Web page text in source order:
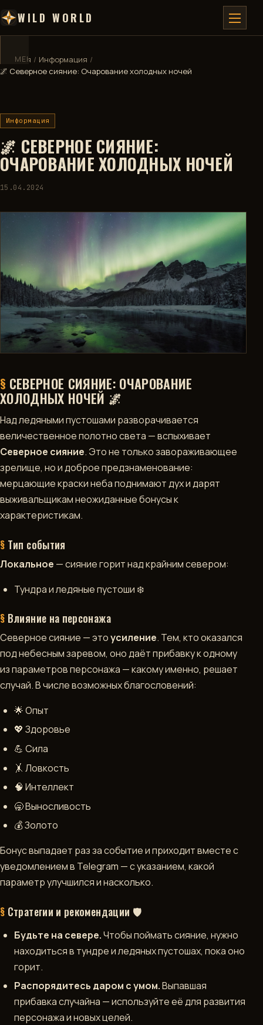
WILD WORLD
МЕНЮ ✕
ДЕВБЛОГ
ВИКИ
КАРТА
🧮
КАЛЬКУЛЯТОР
ДОСТИЖЕНИЯ
РАЗДЕЛЫ
DEVBLOG
NPC
ИНФОРМАЦИЯ
КРАФТ
ЛЕТОПИСЬ
МИРА
МЕСТНОСТЬ
▶
ИГРАТЬ
TELEGRAM
Главная / Информация /
🌌 Северное сияние: Очарование холодных ночей
Информация
🌌 СЕВЕРНОЕ СИЯНИЕ:
ОЧАРОВАНИЕ ХОЛОДНЫХ НОЧЕЙ
15.04.2024
СЕВЕРНОЕ СИЯНИЕ: ОЧАРОВАНИЕ
ХОЛОДНЫХ НОЧЕЙ 🌌
Над ледяными пустошами разворачивается
величественное полотно света — вспыхивает
Северное сияние. Это не только завораживающее
зрелище, но и доброе предзнаменование:
мерцающие краски неба поднимают дух и дарят
выживальщикам неожиданные бонусы к
характеристикам.
Тип события
Локальное — сияние горит над крайним севером:
Тундра и ледяные пустоши ❄️
Влияние на персонажа
Северное сияние — этоусиление. Тем, кто оказался
под небесным заревом, оно даёт прибавку к одному
из параметров персонажа — какому именно, решает
случай. В числе возможных благословений:
🌟 Опыт
💖 Здоровье
💪 Сила
🤸 Ловкость
🧠 Интеллект
🥱 Выносливость
💰 Золото
Бонус выпадает раз за событие и приходит вместе с
уведомлением в Telegram — с указанием, какой
параметр улучшился и насколько.
Стратегии и рекомендации 🛡️
Будьте на севере.Чтобы поймать сияние, нужно
находиться в тундре и ледяных пустошах, пока оно
горит.
Распорядитесь даром с умом.Выпавшая
прибавка случайна — используйте её для развития
персонажа и новых целей.